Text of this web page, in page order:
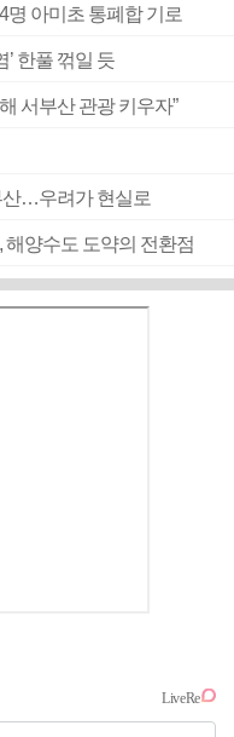
아미초 통폐합 기로
한풀 꺾일 듯
서부산 관광 키우자”
산…우려가 현실로
해양수도 도약의 전환점